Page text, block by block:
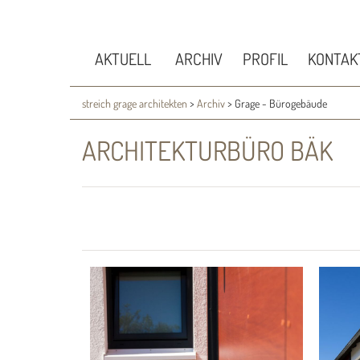
AKTUELL ARCHIV PROFIL
streich grage architekten > Archiv> Grage - Bürogebäude
ARCHITEKTURBÜRO BÄK